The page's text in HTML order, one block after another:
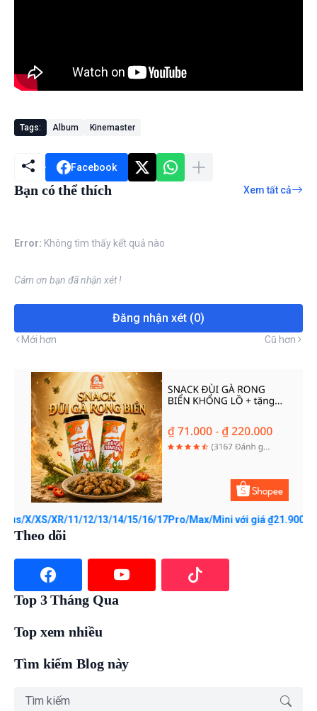
Tags: Album Kinemaster
Facebook
Bạn có thể thích Xem tất cả
Error: Không tìm thấy kết quả nào
Cám ơn bạn đã nhận xét !
Đăng nhận xét (0)
Mới hơn Cũ hơn
XR/11/12/13/14/15/16/17Pro/Max/Mini với giá ₫21.900 -
Theo dõi
Top 3 Tháng Qua
Top xem nhiều
Tìm kiếm Blog này